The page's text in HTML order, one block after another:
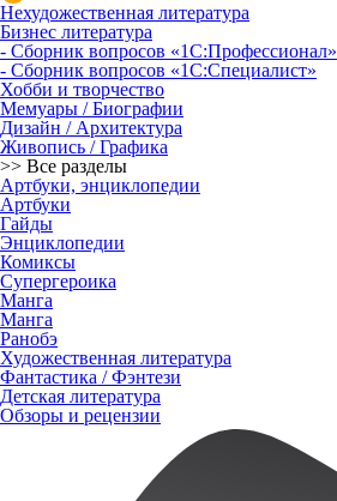
Нехудожественная литература
Бизнес литература
- Сборник вопросов «1С:Профессионал»
- Сборник вопросов «1С:Специалист»
Хобби и творчество
Мемуары / Биографии
Дизайн / Архитектура
Живопись / Графика
>> Все разделы
Артбуки, энциклопедии
Артбуки
Гайды
Энциклопедии
Комиксы
Супергероика
Манга
Манга
Ранобэ
Художественная литература
Фантастика / Фэнтези
Детская литература
Обзоры и рецензии